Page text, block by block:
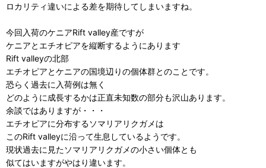
ロカリティ違いによる差を期待してしまいますね。
今回入荷のケニアRift valley産ですが
ケニアとエチオピアを縦断するようにあります
Rift valleyの北部
エチオピアとケニアの国境辺りの個体群とのことです。
恐らく過去に入荷例は無く
どのように成長するかは正直未知数の部分も沢山あります。
余談ではありますが・・・
エチオピアに分布するソマリアリクガメは
このRift valleyに沿って生息しているようです。
現状過去に見たソマリアリクガメの小さい個体とも
似てはいますがやはり違います。